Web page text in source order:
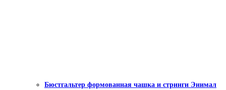
Бюстгальтер формованная чашка и стринги Энимал